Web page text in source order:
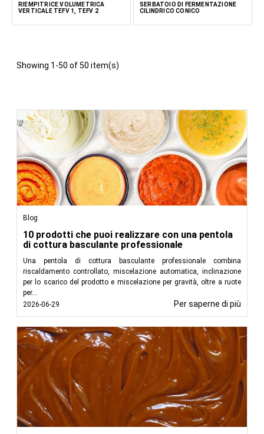
RIEMPITRICE VOLUMETRICA
VERTICALE TEFV 1, TEFV 2
SERBATOIO DI FERMENTAZIONE
CILINDRICO CONICO
Showing 1-50 of 50 item(s)
Blog
10 prodotti che puoi realizzare con una pentola
di cottura basculante professionale
Una pentola di cottura basculante professionale combina
riscaldamento controllato, miscelazione automatica, inclinazione
per lo scarico del prodotto e miscelazione per gravità, oltre a ruote
per...
2026-06-29
Per saperne di più